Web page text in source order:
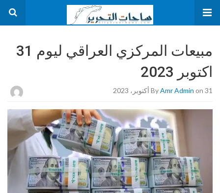
مبيعات المركزي العراقي ليوم 31
اكتوبر 2023
ByAmr Admin on 31 أكتوبر، 2023